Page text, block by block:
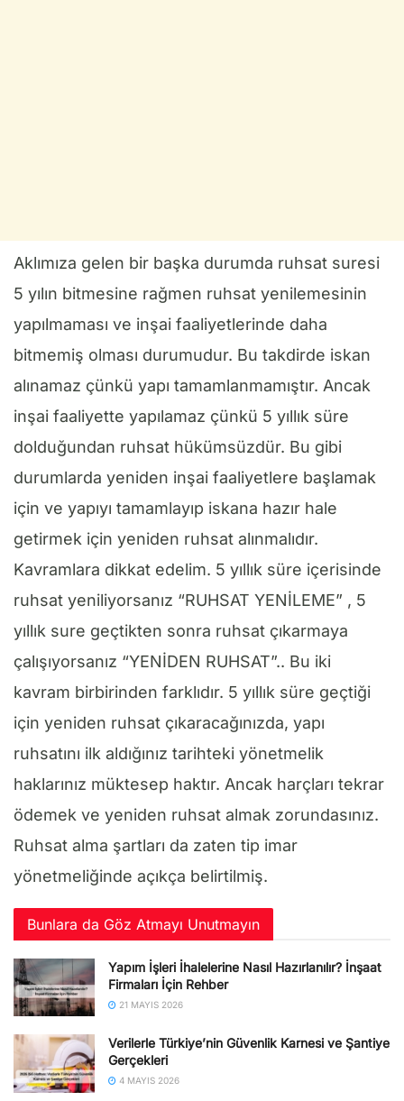
Aklımıza gelen bir başka durumda ruhsat suresi
5 yılın bitmesine rağmen ruhsat yenilemesinin
yapılmaması ve inşai faaliyetlerinde daha
bitmemiş olması durumudur. Bu takdirde iskan
alınamaz çünkü yapı tamamlanmamıştır. Ancak
inşai faaliyette yapılamaz çünkü 5 yıllık süre
dolduğundan ruhsat hükümsüzdür. Bu gibi
durumlarda yeniden inşai faaliyetlere başlamak
için ve yapıyı tamamlayıp iskana hazır hale
getirmek için yeniden ruhsat alınmalıdır.
Kavramlara dikkat edelim. 5 yıllık süre içerisinde
ruhsat yeniliyorsanız “RUHSAT YENİLEME” , 5
yıllık sure geçtikten sonra ruhsat çıkarmaya
çalışıyorsanız “YENİDEN RUHSAT”.. Bu iki
kavram birbirinden farklıdır. 5 yıllık süre geçtiği
için yeniden ruhsat çıkaracağınızda, yapı
ruhsatını ilk aldığınız tarihteki yönetmelik
haklarınız müktesep haktır. Ancak harçları tekrar
ödemek ve yeniden ruhsat almak zorundasınız.
Ruhsat alma şartları da zaten tip imar
yönetmeliğinde açıkça belirtilmiş.
Bunlara da Göz Atmayı Unutmayın
Yapım İşleri İhalelerine Nasıl Hazırlanılır? İnşaat
Firmaları İçin Rehber
21 MAYIS 2026
Verilerle Türkiye’nin Güvenlik Karnesi ve Şantiye
Gerçekleri
4 MAYIS 2026